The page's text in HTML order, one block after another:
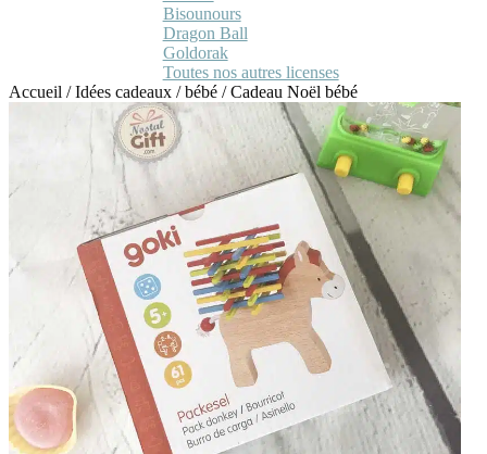
Bisounours
Dragon Ball
Goldorak
Toutes nos autres licenses
Accueil /Idées cadeaux /bébé /Cadeau Noël bébé